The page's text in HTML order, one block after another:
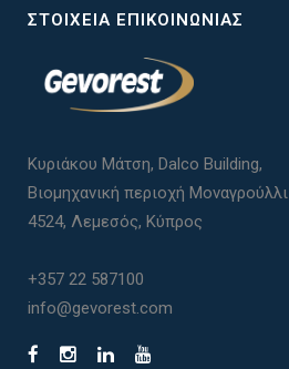
ΣΤΟΙΧΕΊΑ ΕΠΙΚΟΙΝΩΝΊΑΣ
Κυριάκου Μάτση, Dalco Building,
Βιομηχανική περιοχή Μοναγρούλλι
4524, Λεμεσός, Κύπρος
+357 22 587100
info@gevorest.com